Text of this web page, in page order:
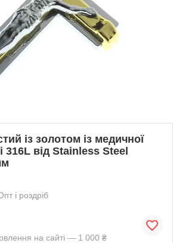
із золотом із медичної
316L від Stainless Steel
і роздріб
на сайті — 1 000 ₴